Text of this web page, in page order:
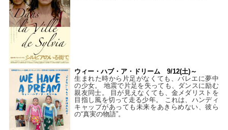
ウィー・ハブ・ア・ドリーム 9/12(土)～
生まれた時から片足がなくても、バレエに夢中
の少女。 地震で片足を失っても、ダンスに励む
親友同士。 目が見えなくても、金メダリストを
目指し風を切って走る少年。 これは、ハンディ
キャップがあっても未来をあきらめない、彼ら
の“真実の物語”。